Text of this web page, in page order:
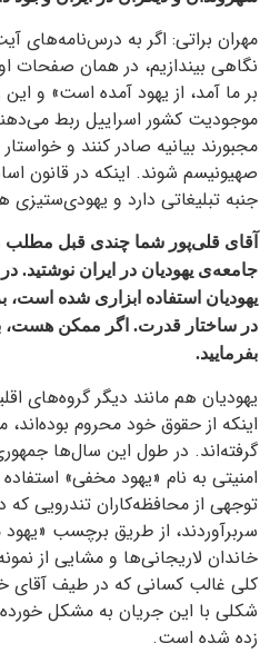
نگاهی بیندازیم، در همان صفحات
بر ما آمد، از یهود آمده است» و
موجودیت کشور اسراییل ربط
مجبورند بیانیه صادر کنند و
صهیونیسم شوند. اینکه در قانون
جنبه‌ تبلیغاتی دارد و یهودی‌ستیزی
آقای قلی‌پور شما چندی قبل مطلب
جامعه‌‌ی یهودیان در ایران نوشتید. در
یهودیان استفاده‌ ابزاری شده
در ساختار قدرت. اگر ممکن هست،
بفرمایید.
یهودیان هم مانند دیگر گروه‌های
اینکه از حقوق خود محروم بوده‌اند،
گرفته‌اند. در طول این سال‌ها
امنیتی به نام «یهود مخفی»
توجهی از محافظه‌کاران تندرویی که
سربرآوردند، از طریق برچسب
خاندان لاریجانی‌ها و مشایی از
کلی غالب کسانی که در طیف آقای
شکلی با این جریان به مشکل
زده شده است.